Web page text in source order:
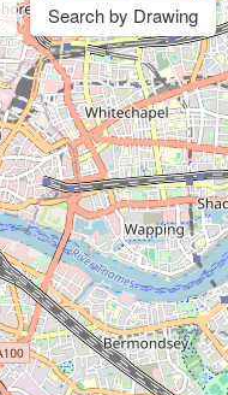
Search by Drawing